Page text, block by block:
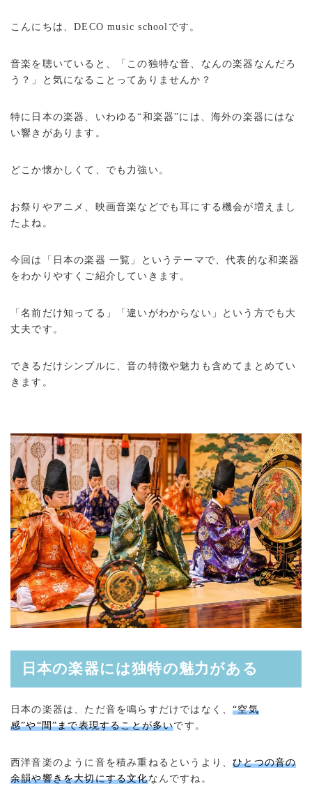
こんにちは、DECO music schoolです。
音楽を聴いていると、「この独特な音、なんの楽器なんだろ
う？」と気になることってありませんか？
特に日本の楽器、いわゆる“和楽器”には、海外の楽器にはな
い響きがあります。
どこか懐かしくて、でも力強い。
お祭りやアニメ、映画音楽などでも耳にする機会が増えまし
たよね。
今回は「日本の楽器 一覧」というテーマで、代表的な和楽器
をわかりやすくご紹介していきます。
「名前だけ知ってる」「違いがわからない」という方でも大
丈夫です。
できるだけシンプルに、音の特徴や魅力も含めてまとめてい
きます。
日本の楽器には独特の魅力がある
日本の楽器は、ただ音を鳴らすだけではなく、“空気
感”や“間”まで表現することが多いです。
西洋音楽のように音を積み重ねるというより、ひとつの音の
余韻や響きを大切にする文化なんですね。